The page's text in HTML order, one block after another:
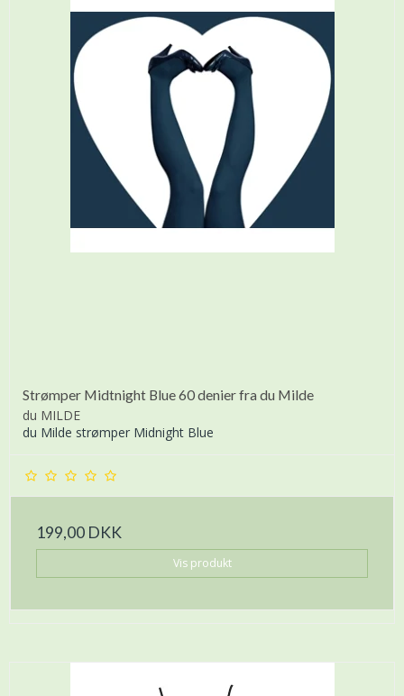
Strømper Midtnight Blue 60 denier fra du Milde
du MILDE
du Milde strømper Midnight Blue
199,00 DKK
Vis produkt